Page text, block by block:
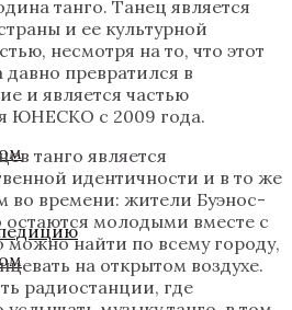
танго. Танец является
и ее культурной
несмотря на то, что этот
превратился в
и является частью
ЮНЕСКО с 2009 года.
танго является
идентичности и в то же
во времени: жители Буэнос-
остаются молодыми вместе с
можно найти по всему городу,
на открытом воздухе.
радиостанции, где